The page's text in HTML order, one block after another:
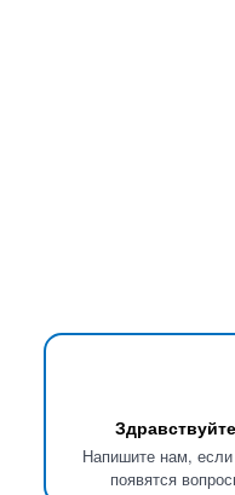
Напишите нам,
появятся